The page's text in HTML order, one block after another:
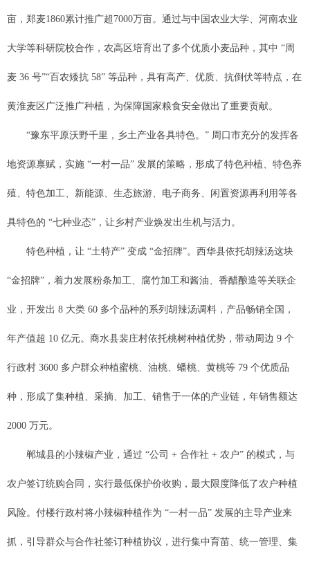
亩，郑麦1860累计推广超7000万亩。通过与中国农业大学、河南农业
大学等科研院校合作，农高区培育出了多个优质小麦品种，其中 “周
麦 36 号”“百农矮抗 58” 等品种，具有高产、优质、抗倒伏等特点，在
黄淮麦区广泛推广种植，为保障国家粮食安全做出了重要贡献。
“豫东平原沃野千里，乡土产业各具特色。” 周口市充分的发挥各
地资源禀赋，实施 “一村一品” 发展的策略，形成了特色种植、特色养
殖、特色加工、新能源、生态旅游、电子商务、闲置资源再利用等各
具特色的 “七种业态”，让乡村产业焕发出生机与活力。
特色种植，让 “土特产” 变成 “金招牌”。西华县依托胡辣汤这块
“金招牌”，着力发展粉条加工、腐竹加工和酱油、香醋酿造等关联企
业，开发出 8 大类 60 多个品种的系列胡辣汤调料，产品畅销全国，
年产值超 10 亿元。商水县裴庄村依托桃树种植优势，带动周边 9 个
行政村 3600 多户群众种植蜜桃、油桃、蟠桃、黄桃等 79 个优质品
种，形成了集种植、采摘、加工、销售于一体的产业链，年销售额达
2000 万元。
郸城县的小辣椒产业，通过 “公司 + 合作社 + 农户” 的模式，与
农户签订统购合同，实行最低保护价收购，最大限度降低了农户种植
风险。付楼行政村将小辣椒种植作为 “一村一品” 发展的主导产业来
抓，引导群众与合作社签订种植协议，进行集中育苗、统一管理、集